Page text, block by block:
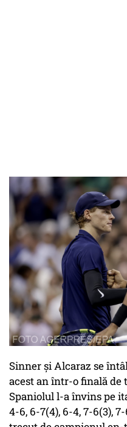
Sinner și Alcaraz se
acest an într-o finală de
Spaniolul l-a învins pe
4-6, 6-7(4), 6-4, 7-6(3),